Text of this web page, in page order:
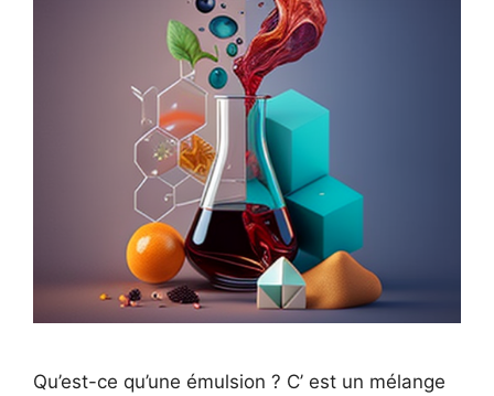
Qu’est-ce qu’une émulsion ? C’ est un mélange